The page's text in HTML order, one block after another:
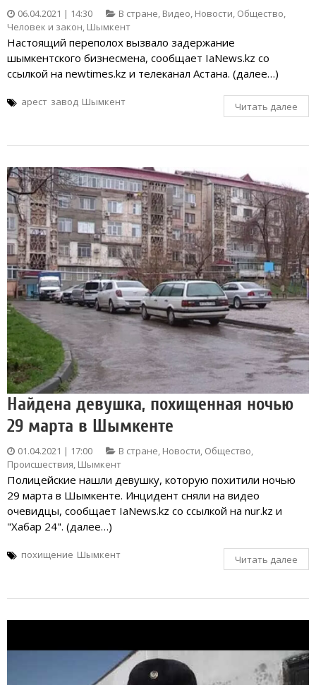
06.04.2021 | 14:30 В стране, Видео, Новости, Общество,
Человек и закон, Шымкент
Настоящий переполох вызвало задержание
шымкентского бизнесмена, сообщает IaNews.kz со
ссылкой на newtimes.kz и телеканал Астана. (далее…)
арест завод Шымкент Читать далее
Найдена девушка, похищенная ночью
29 марта в Шымкенте
01.04.2021 | 17:00 В стране, Новости, Общество,
Происшествия, Шымкент
Полицейские нашли девушку, которую похитили ночью
29 марта в Шымкенте. Инцидент сняли на видео
очевидцы, сообщает IaNews.kz со ссылкой на nur.kz и
"Хабар 24". (далее…)
похищение Шымкент Читать далее